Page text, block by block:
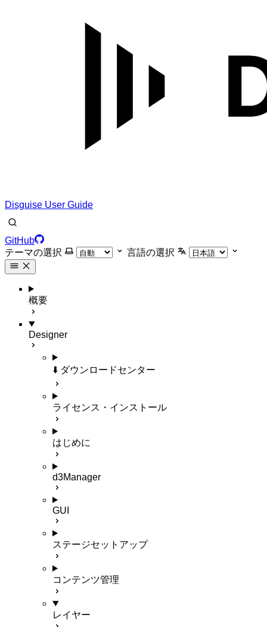
Disguise User Guide
GitHub
テーマの選択
言語の選択
概要
Designer
⬇️ ダウンロードセンター
ライセンス・インストール
はじめに
d3Manager
GUI
ステージセットアップ
コンテンツ管理
レイヤー